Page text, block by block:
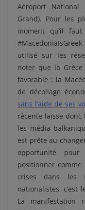
Aéroport
Grand). Pour les
moment qu’il
utilisé sur les
noter que la
favorable : la
de décollage
sans l’aide de ses
récente laisse donc
les média
est prête au
opportunité
positionner
crises dans les
nationalistes, c’est
La manifestation